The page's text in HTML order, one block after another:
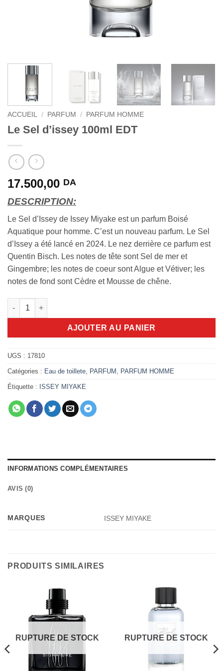
ACCUEIL / PARFUM / PARFUM HOMME
Le Sel d’issey 100ml EDT
17.500,00 DA
DESCRIPTION:
Le Sel d’Issey de Issey Miyake est un parfum Boisé
Aquatique pour homme. C’est un nouveau parfum. Le Sel
d’Issey a été lancé en 2024. Le nez derrière ce parfum est
Quentin Bisch. Les notes de tête sont Sel de mer et
Gingembre; les notes de coeur sont Algue et Vétiver; les
notes de fond sont Cèdre et Mousse de chêne.
quantité de Le Sel d'issey 100ml EDT
AJOUTER AU PANIER
UGS : 17810
Catégories : Eau de toillete PARFUM PARFUM HOMME
Étiquette : ISSEY MIYAKE
INFORMATIONS COMPLÉMENTAIRES
AVIS (0)
MARQUES ISSEY MIYAKE
PRODUITS SIMILAIRES
RUPTURE DE STOCK RUPTURE DE STOCK